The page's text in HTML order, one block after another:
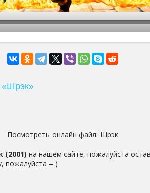
«Шрэк»
Посмотреть онлайн файл: Шрэк
(2001) на нашем сайте, пожалуйста
пожалуйста = )